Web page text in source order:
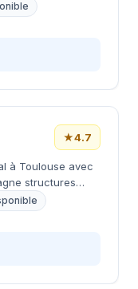
★4.7
à Toulouse avec
structures